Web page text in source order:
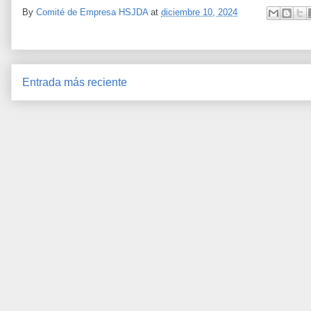
By Comité de Empresa HSJDA at diciembre 10, 2024
Entrada más reciente